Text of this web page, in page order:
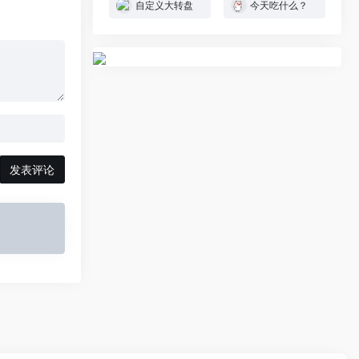
发表评论
自定义大转盘 今天吃什么？